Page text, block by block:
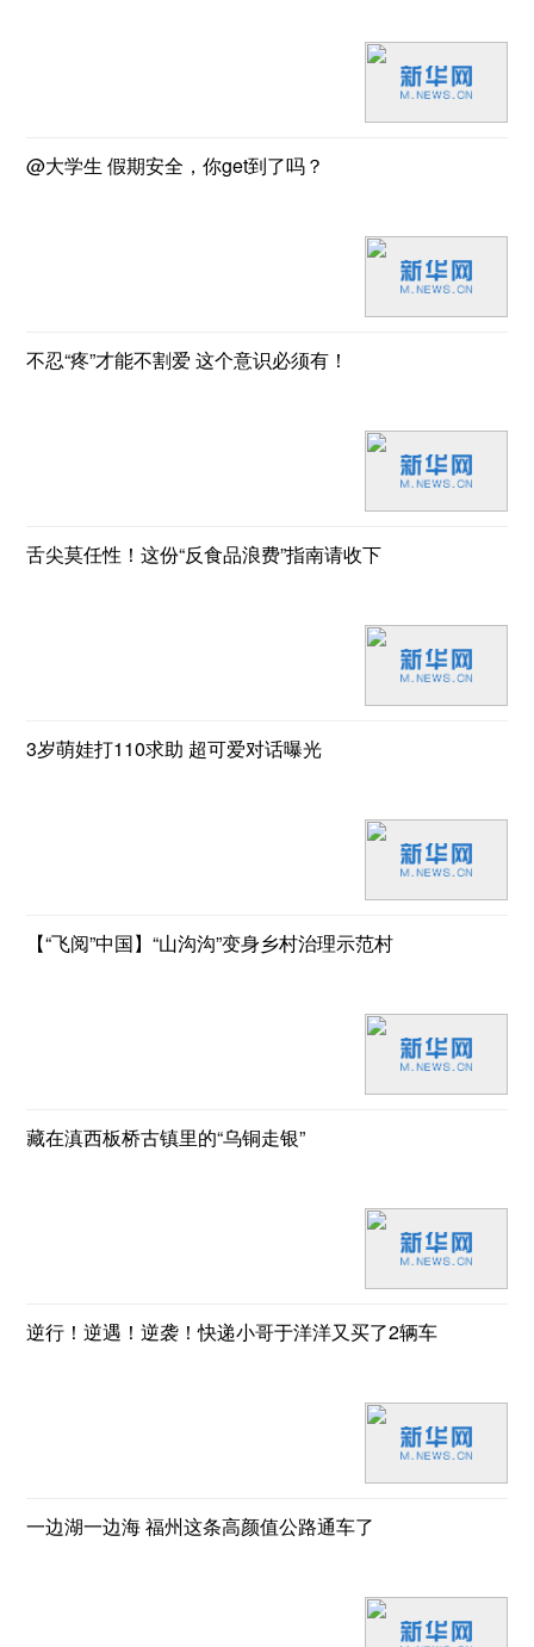
@大学生 假期安全，你get到了吗？
不忍“疼”才能不割爱 这个意识必须有！
舌尖莫任性！这份“反食品浪费”指南请收下
3岁萌娃打110求助 超可爱对话曝光
【“飞阅”中国】“山沟沟”变身乡村治理示范村
藏在滇西板桥古镇里的“乌铜走银”
逆行！逆遇！逆袭！快递小哥于洋洋又买了2辆车
一边湖一边海 福州这条高颜值公路通车了